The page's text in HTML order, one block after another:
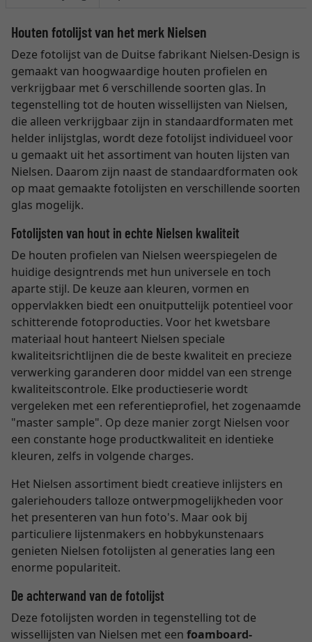
Houten fotolijst van het merk Nielsen
Deze fotolijst van de Duitse fabrikant Nielsen-Design is
gemaakt van hoogwaardige houten profielen en
verkrijgbaar met 6 verschillende soorten glas. In
tegenstelling tot de houten wissellijsten van Nielsen,
die alleen verkrijgbaar zijn in standaardformaten met
helder inlijstglas, wordt deze fotolijst individueel voor
u gemaakt uit het assortiment van houten lijsten van
Nielsen. Daarom zijn naast de standaardformaten ook
op maat gemaakte fotolijsten en verschillende soorten
glas mogelijk.
Fotolijsten van hout in echte Nielsen kwaliteit
De houten profielen van Nielsen weerspiegelen de
huidige designtrends met hun universele en toch
aparte stijl. De keuze aan kleuren, vormen en
oppervlakken biedt een onuitputtelijk potentieel voor
schitterende fotoproducties. Voor het kwetsbare
materiaal hout hanteert Nielsen speciale
kwaliteitsrichtlijnen die de beste kwaliteit en precieze
verwerking garanderen door middel van een strenge
kwaliteitscontrole. Elke productieserie wordt
vergeleken met een referentieprofiel, het zogenaamde
"master sample". Op deze manier zorgt Nielsen voor
een constante hoge productkwaliteit en identieke
kleuren, zelfs in volgende charges.
Het Nielsen assortiment biedt creatieve inlijsters en
galeriehouders talloze ontwerpmogelijkheden voor
het presenteren van hun foto's. Maar ook bij
particuliere lijstenmakers en hobbykunstenaars
genieten Nielsen fotolijsten al generaties lang een
enorme populariteit.
De achterwand van de fotolijst
Deze fotolijsten worden in tegenstelling tot de
wissellijsten van Nielsen met een foamboard-